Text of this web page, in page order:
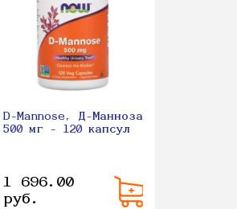
D-Mannose, Д-Манноза
500 мг - 120 капсул
1 696.00
руб.